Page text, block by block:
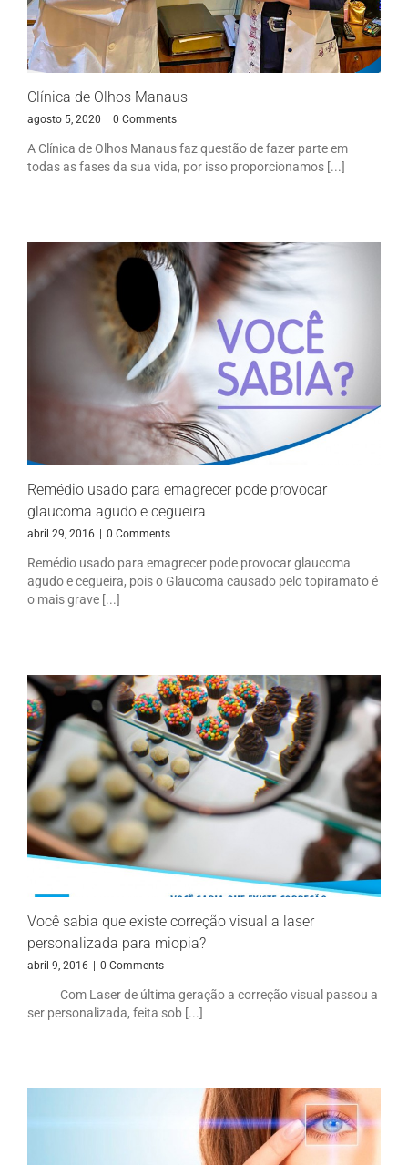
Clínica de Olhos Manaus
agosto 5, 2020 0 Comments
A Clínica de Olhos Manaus faz questão de fazer parte em
todas as fases da sua vida, por isso proporcionamos [...]
Remédio usado para emagrecer pode provocar
glaucoma agudo e cegueira
abril 29, 2016 0 Comments
Remédio usado para emagrecer pode provocar glaucoma
agudo e cegueira, pois o Glaucoma causado pelo topiramato é
o mais grave [...]
Você sabia que existe correção visual a laser
personalizada para miopia?
abril 9, 2016 0 Comments
Com Laser de última geração a correção visual passou a
ser personalizada, feita sob [...]